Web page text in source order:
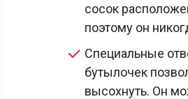
сосок
поэтому он
Специальные
бутылочек
высохнуть. Он